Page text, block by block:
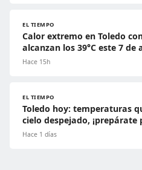
EL TIEMPO
Calor extremo en Toledo
alcanzan los 39°C este 7 de
Hace 15h
EL TIEMPO
Toledo hoy: temperaturas
cielo despejado, ¡prepárate
Hace 1 días